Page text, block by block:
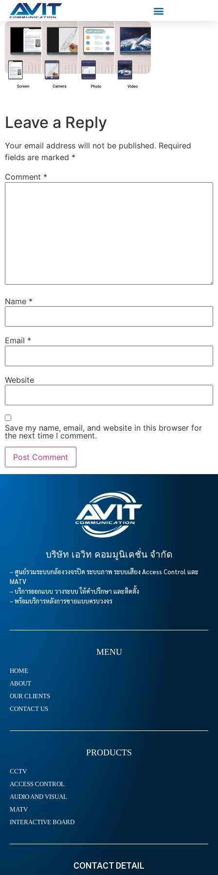
Leave a Reply
Your email address will not be published. Required
fields are marked *
Comment *
Name *
Email *
Website
Save my name, email, and website in this browser for
the next time I comment.
บริษัท เอวิท คอมมูนิเคชั่น จำกัด
– ศูนย์รวมระบบกล้องวงจรปิด ระบบภาพ ระบบเสียง Access Control และ
MATV
– บริการออกแบบ วางระบบ ให้คำปรึกษา และติดตั้ง
– พร้อมบริการหลังการขายแบบครบวงจร
MENU
HOME
ABOUT
OUR CLIENTS
CONTACT US
PRODUCTS
CCTV
ACCESS CONTROL
AUDIO AND VISUAL
MATV
INTERACTIVE BOARD
CONTACT DETAIL